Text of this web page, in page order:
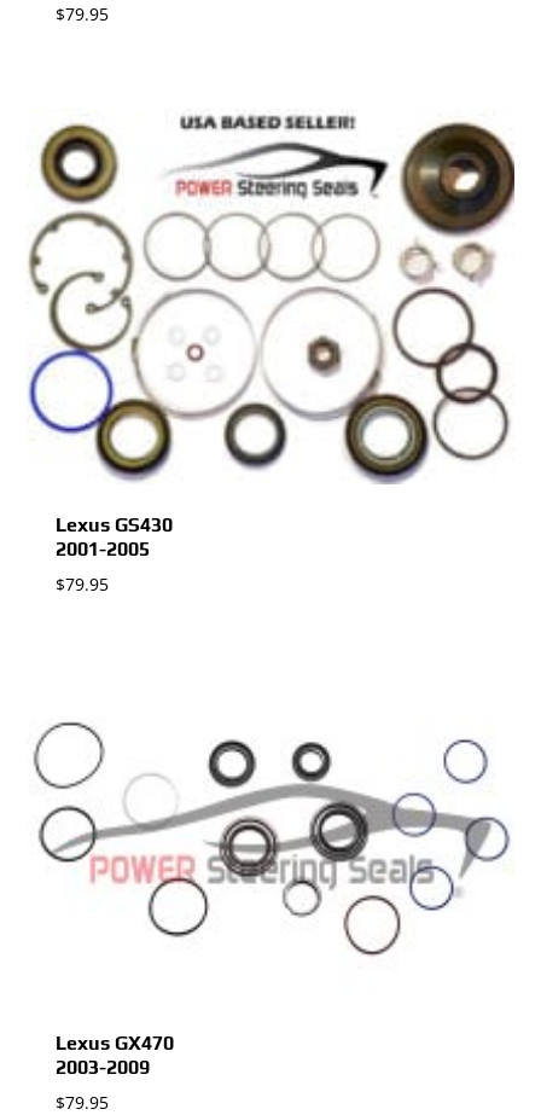
$79.95
Lexus GS430
2001-2005
$79.95
Lexus GX470
2003-2009
$79.95